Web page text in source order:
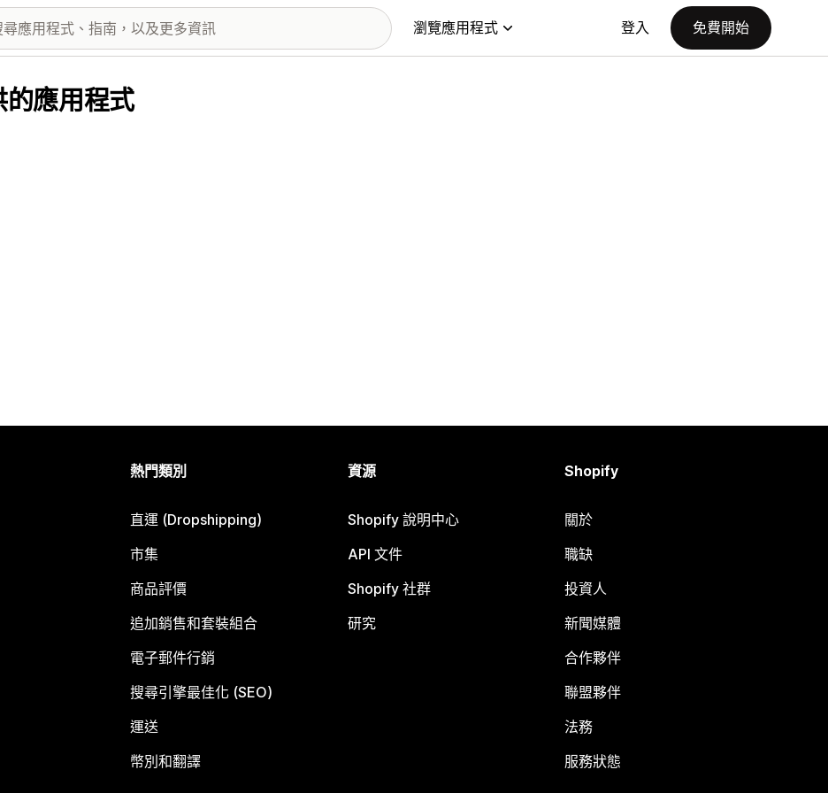
瀏覽應用程式 登入 免費開始
應用程式
熱門類別
直運 (Dropshipping)
市集
商品評價
追加銷售和套裝組合
電子郵件行銷
搜尋引擎最佳化 (SEO)
運送
幣別和翻譯
資源
Shopify 說明中心
API 文件
Shopify 社群
研究
Shopify
關於
職缺
投資人
新聞媒體
合作夥伴
聯盟夥伴
法務
服務狀態